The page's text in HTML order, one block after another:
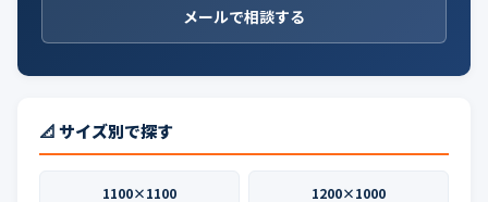
メールで相談する
📐 サイズ別で探す
1100×1100 1200×1000